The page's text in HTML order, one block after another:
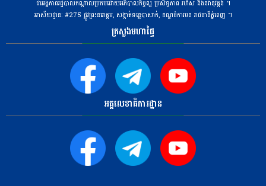
ជាអង្គភាពរដ្ឋបាលកណ្តាលប្រកបដោយអភិបាលកិច្ចល្អ ប្រសិទ្ធភាព រហ័ស និងនវានុវត្តន៍ ។
អាស័យដ្ឋាន: #275 ​ផ្លូវព្រះនរោត្តម, សង្កាត់ទន្លេបាសាក់, ខណ្ឌចំការមន រាជធានីភ្នំពេញ ។
ក្រសួងមហាផ្ទៃ
អគ្គលេខាធិការដ្ឋាន